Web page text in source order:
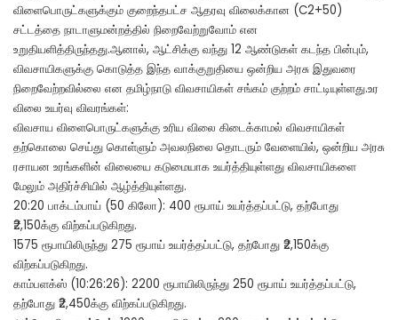
விளைபொருட்களுக்கும் குறைந்தபட்ச ஆதரவு விலைக்கான (C2+50)
சட்டத்தை நாடாளுமன்றத்தில் நிறைவேற்றுவோம் என
உறுதியளித்திருந்தது.ஆனால், ஆட்சிக்கு வந்து 12 ஆண்டுகள் கடந்த பின்பும்,
விவசாயிகளுக்கு கொடுத்த இந்த வாக்குறுதியை ஒன்றிய அரசு இதுவரை
நிறைவேற்றவில்லை என தமிழ்நாடு விவசாயிகள் சங்கம் குற்றம் சாட்டியுள்ளது.உர
விலை உயர்வு விவரங்கள்:
விவசாய விளைபொருட்களுக்கு உரிய விலை கிடைக்காமல் விவசாயிகள்
தற்கொலை செய்து கொள்ளும் அவலநிலை தொடரும் வேளையில், ஒன்றிய அரசு
ரசாயன உரங்களின் விலையை கடுமையாக உயர்த்தியுள்ளது விவசாயிகளை
மேலும் அதிர்ச்சியில் ஆழ்த்தியுள்ளது.
20:20 பாக்டம்பாய் (50 கிலோ): 400 ரூபாய் உயர்த்தப்பட்டு, தற்போது
₹2,150க்கு விற்கப்படுகிறது.
1575 ரூபாயிலிருந்து 275 ரூபாய் உயர்த்தப்பட்டு, தற்போது ₹2,150க்கு
விற்கப்படுகிறது.
காம்பளக்ஸ் (10:26:26): 2200 ரூபாயிலிருந்து 250 ரூபாய் உயர்த்தப்பட்டு,
தற்போது ₹2,450க்கு விற்கப்படுகிறது.